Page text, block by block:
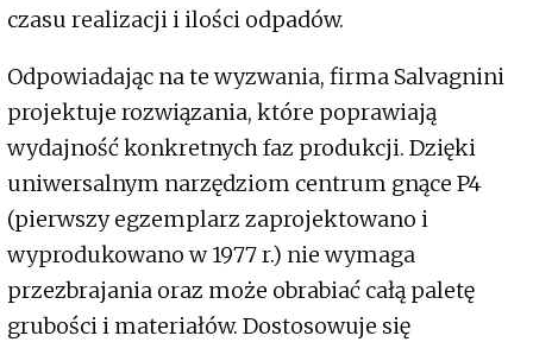
czasu realizacji i ilości odpadów.
Odpowiadając na te wyzwania, firma Salvagnini
projektuje rozwiązania, które poprawiają
wydajność konkretnych faz produkcji. Dzięki
uniwersalnym narzędziom centrum gnące P4
(pierwszy egzemplarz zaprojektowano i
wyprodukowano w 1977 r.) nie wymaga
przezbrajania oraz może obrabiać całą paletę
grubości i materiałów. Dostosowuje się